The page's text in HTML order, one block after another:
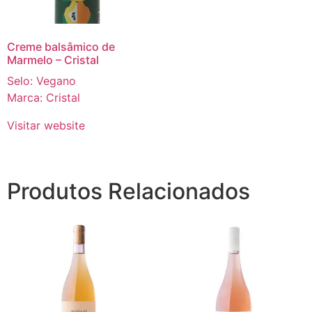
Creme balsâmico de
Marmelo – Cristal
Selo: Vegano
Marca: Cristal
Visitar website
Produtos Relacionados